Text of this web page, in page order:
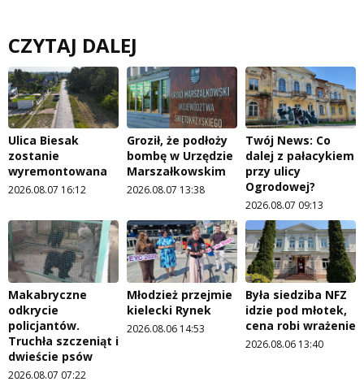
CZYTAJ DALEJ
Ulica Biesak
zostanie
wyremontowana
2026.08.07 16:12
Groził, że podłoży
bombę w Urzędzie
Marszałkowskim
2026.08.07 13:38
Twój News: Co
dalej z pałacykiem
przy ulicy
Ogrodowej?
2026.08.07 09:13
Makabryczne
odkrycie
policjantów.
Truchła szczeniąt i
dwieście psów
2026.08.07 07:22
Młodzież przejmie
kielecki Rynek
2026.08.06 14:53
Była siedziba NFZ
idzie pod młotek,
cena robi wrażenie
2026.08.06 13:40